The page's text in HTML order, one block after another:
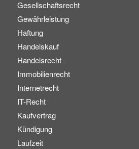
Gesellschaftsrecht
Gewährleistung
Haftung
Handelskauf
Handelsrecht
Immobilienrecht
Internetrecht
IT-Recht
Kaufvertrag
Kündigung
Laufzeit